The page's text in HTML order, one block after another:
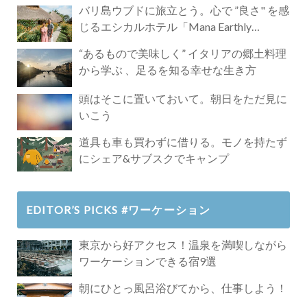
バリ島ウブドに旅立とう。心で ”良さ" を感
じるエシカルホテル「Mana Earthly
“あるもので美味しく” イタリアの郷土料理
から学ぶ 、足るを知る幸せな生き方
頭はそこに置いておいて。朝日をただ見に
いこう
道具も車も買わずに借りる。モノを持たず
にシェア&サブスクでキャンプ
EDITOR’S PICKS #ワーケーション
東京から好アクセス！温泉を満喫しながら
ワーケーションできる宿9選
朝にひとっ風呂浴びてから、仕事しよう！